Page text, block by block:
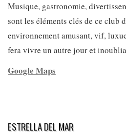
Musique, gastronomie,
sont les éléments clés de ce club
environnement amusant, vif,
fera vivre un autre jour et
Google Maps
ESTRELLA DEL MAR